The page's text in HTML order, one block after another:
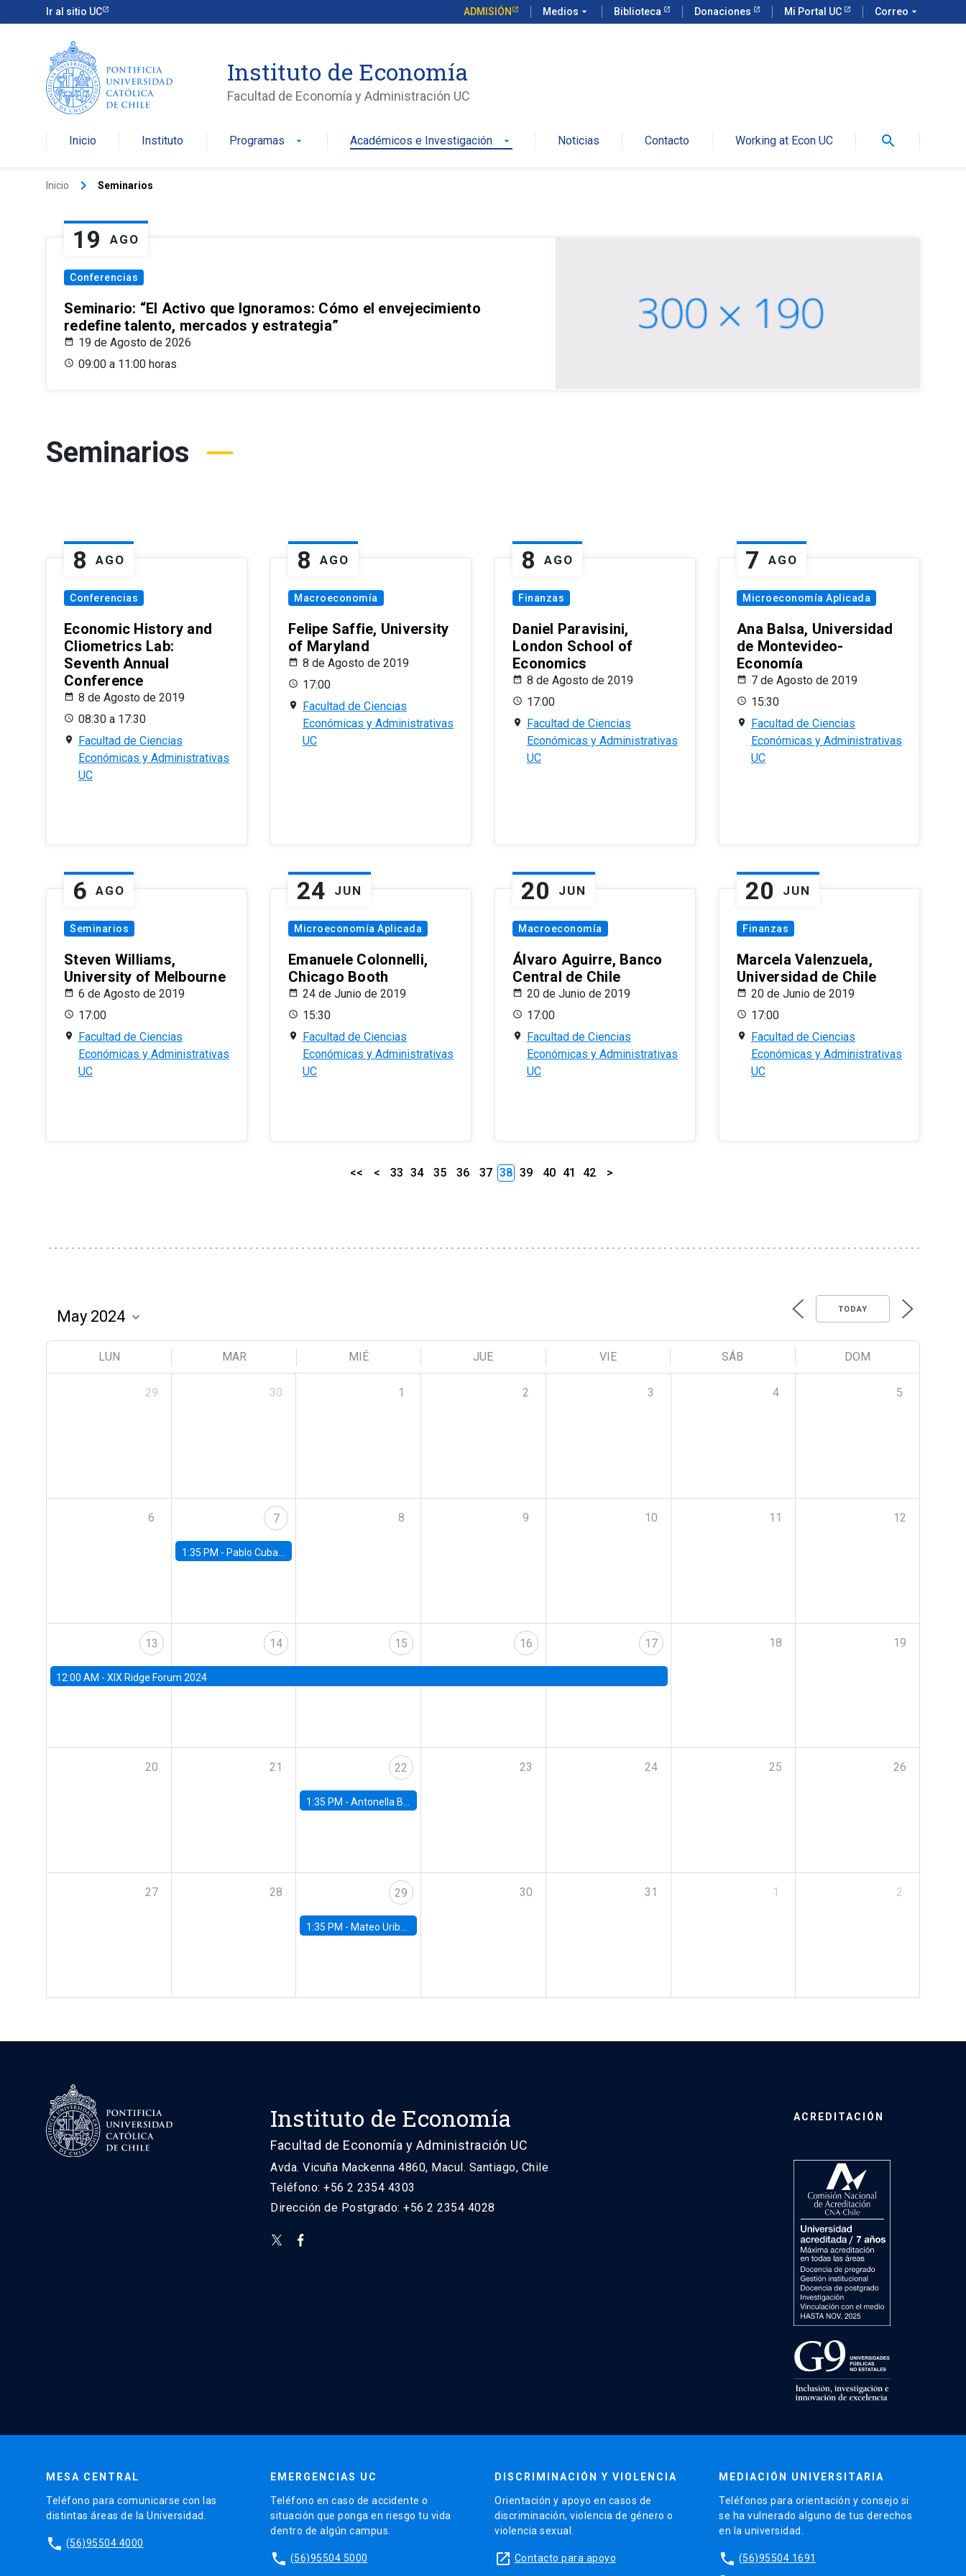
Ir al sitio UC ADMISIÓN Medios arrow_drop_down Biblioteca Donaciones Mi Portal UC Correo arrow_drop_down
Instituto de Economía
Facultad de Economía y Administración UC
Inicio Instituto Programas arrow_drop_down Académicos e Investigación arrow_drop_down Noticias Contacto Working at Econ UC search
Inicio keyboard_arrow_right Seminarios
19 AGO
Conferencias
Seminario: “El Activo que Ignoramos: Cómo el envejecimiento
redefine talento, mercados y estrategia”
19 de Agosto de 2026
09:00 a 11:00 horas
Seminarios
8 AGO
Conferencias
Economic History and
Cliometrics Lab:
Seventh Annual
Conference
8 de Agosto de 2019
08:30 a 17:30
Facultad de Ciencias
Económicas y Administrativas
UC
8 AGO
Macroeconomía
Felipe Saffie, University
of Maryland
8 de Agosto de 2019
17:00
Facultad de Ciencias
Económicas y Administrativas
UC
8 AGO
Finanzas
Daniel Paravisini,
London School of
Economics
8 de Agosto de 2019
17:00
Facultad de Ciencias
Económicas y Administrativas
UC
7 AGO
Microeconomía Aplicada
Ana Balsa, Universidad
de Montevideo-
Economía
7 de Agosto de 2019
15:30
Facultad de Ciencias
Económicas y Administrativas
UC
6 AGO
Seminarios
Steven Williams,
University of Melbourne
6 de Agosto de 2019
17:00
Facultad de Ciencias
Económicas y Administrativas
UC
24 JUN
Microeconomía Aplicada
Emanuele Colonnelli,
Chicago Booth
24 de Junio de 2019
15:30
Facultad de Ciencias
Económicas y Administrativas
UC
20 JUN
Macroeconomía
Álvaro Aguirre, Banco
Central de Chile
20 de Junio de 2019
17:00
Facultad de Ciencias
Económicas y Administrativas
UC
20 JUN
Finanzas
Marcela Valenzuela,
Universidad de Chile
20 de Junio de 2019
17:00
Facultad de Ciencias
Económicas y Administrativas
UC
<< < 33 34 35 36 37 38 39 40 41 42 >
TODAY
LUN MAR MIÉ JUE VIE SÁB DOM
29 30 1 2 3 4 5
6 7
1:35 PM - Pablo Cuba, FED Board
8 9 10 11 12
13
12:00 AM - XIX Ridge Forum 2024
14 15 16 17 18 19
20 21 22
1:35 PM -Antonella Bancalari, Institute for Fiscal Studies (IFS) and Research Associate at University College London (UCL)
23 24 25 26
27 28 29
1:35 PM - Mateo Uribe-Castro, Universidad de los Andes (Colombia)
30 31 1 2
Instituto de Economía
Facultad de Economía y Administración UC
Avda. Vicuña Mackenna 4860, Macul. Santiago, Chile
Teléfono: +56 2 2354 4303
Dirección de Postgrado: +56 2 2354 4028
ACREDITACIÓN
MESA CENTRAL
Teléfono para comunicarse con las
distintas áreas de la Universidad.
phone (56)95504 4000
EMERGENCIAS UC
Teléfono en caso de accidente o
situación que ponga en riesgo tu vida
dentro de algún campus.
phone (56)95504 5000
DISCRIMINACIÓN Y VIOLENCIA
Orientación y apoyo en casos de
discriminación, violencia de género o
violencia sexual.
launch Contacto para apoyo
MEDIACIÓN UNIVERSITARIA
Teléfonos para orientación y consejo si
se ha vulnerado alguno de tus derechos
en la universidad.
phone (56)95504 1691